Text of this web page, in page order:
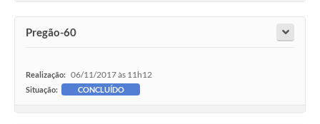
Pregão-60
Realização: 06/11/2017 às 11h12
Situação: CONCLUÍDO